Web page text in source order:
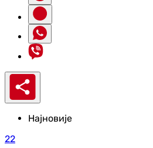
Најновије
22